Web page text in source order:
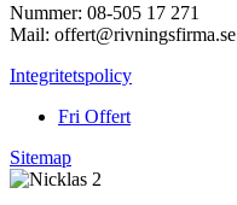
Nummer: 08-505 17 271
Mail: offert@rivningsfirma.se
Integritetspolicy
Fri Offert
Sitemap